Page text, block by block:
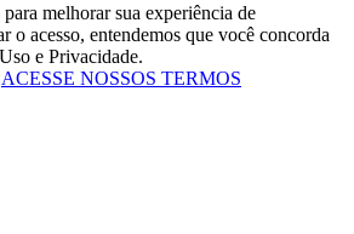
melhorar sua experiência de
o acesso, entendemos que você concorda
e Privacidade.
ACESSE NOSSOS TERMOS